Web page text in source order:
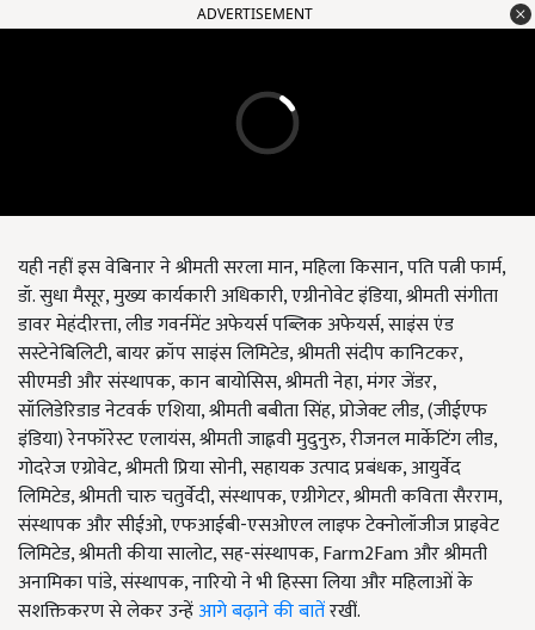
ADVERTISEMENT
यही नहीं इस वेबिनार ने श्रीमती सरला मान, महिला किसान, पति पत्नी फार्म,
डॉ. सुधा मैसूर, मुख्य कार्यकारी अधिकारी, एग्रीनोवेट इंडिया, श्रीमती संगीता
डावर मेहंदीरत्ता, लीड गवर्नमेंट अफेयर्स पब्लिक अफेयर्स, साइंस एंड
सस्टेनेबिलिटी, बायर क्रॉप साइंस लिमिटेड, श्रीमती संदीप कानिटकर,
सीएमडी और संस्थापक, कान बायोसिस, श्रीमती नेहा, मंगर जेंडर,
सॉलिडेरिडाड नेटवर्क एशिया, श्रीमती बबीता सिंह, प्रोजेक्ट लीड, (जीईएफ
इंडिया) रेनफॉरेस्ट एलायंस, श्रीमती जाह्नवी मुदुनुरु, रीजनल मार्केटिंग लीड,
गोदरेज एग्रोवेट, श्रीमती प्रिया सोनी, सहायक उत्पाद प्रबंधक, आयुर्वेद
लिमिटेड, श्रीमती चारु चतुर्वेदी, संस्थापक, एग्रीगेटर, श्रीमती कविता सैरराम,
संस्थापक और सीईओ, एफआईबी-एसओएल लाइफ टेक्नोलॉजीज प्राइवेट
लिमिटेड, श्रीमती कीया सालोट, सह-संस्थापक, Farm2Fam और श्रीमती
अनामिका पांडे, संस्थापक, नारियो ने भी हिस्सा लिया और महिलाओं के
सशक्तिकरण से लेकर उन्हेंआगे बढ़ाने की बातेंरखीं.